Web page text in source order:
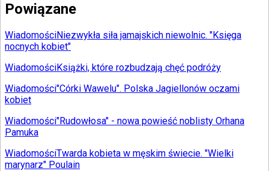
Powiązane
WiadomościNiezwykła siła jamajskich niewolnic. "Księga
nocnych kobiet"
WiadomościKsiążki, które rozbudzają chęć podróży
Wiadomości"Córki Wawelu". Polska Jagiellonów oczami
kobiet
Wiadomości"Rudowłosa" - nowa powieść noblisty Orhana
Pamuka
WiadomościTwarda kobieta w męskim świecie. "Wielki
marynarz" Poulain